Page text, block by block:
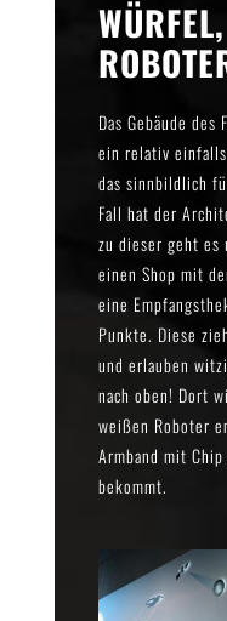
Das Gebäude
ein relativ
das sinnbildlich
Fall hat der
zu dieser geht
einen Shop mit
eine
Punkte. Diese
und erlauben
nach oben! Dort
weißen Roboter
Armband mit Chip
bekommt.